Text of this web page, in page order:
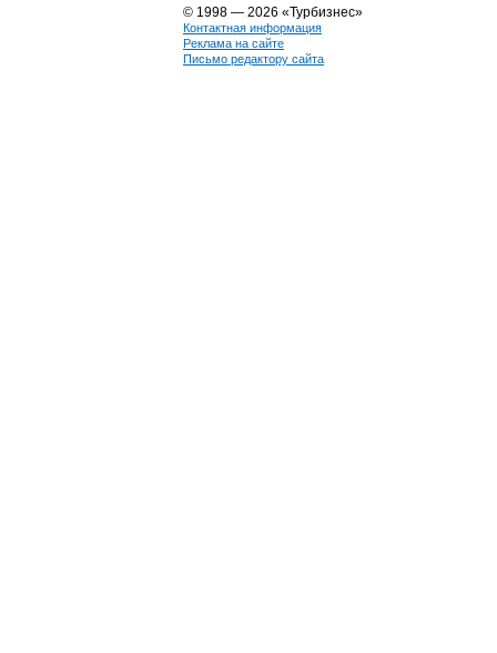
© 1998 — 2026 «Турбизнес»
Контактная информация
Реклама на сайте
Письмо редактору сайта